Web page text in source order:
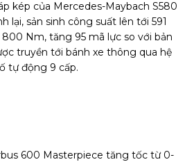
kép của Mercedes-Maybach S580
lại, sản sinh công suất lên tới 591
Nm, tăng 95 mã lực so với bản
truyền tới bánh xe thông qua hệ
tự động 9 cấp.
600 Masterpiece tăng tốc từ 0-